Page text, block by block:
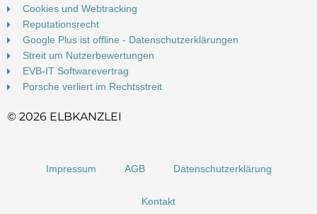
Cookies und Webtracking
Reputationsrecht
Google Plus ist offline - Datenschutzerklärungen
Streit um Nutzerbewertungen
EVB-IT Softwarevertrag
Porsche verliert im Rechtsstreit
© 2026 ELBKANZLEI
Impressum AGB Datenschutzerklärung
Kontakt